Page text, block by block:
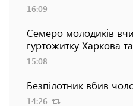
16:09
Семеро молодиків
гуртожитку Харкова
15:08
Безпілотник вбив
14:26